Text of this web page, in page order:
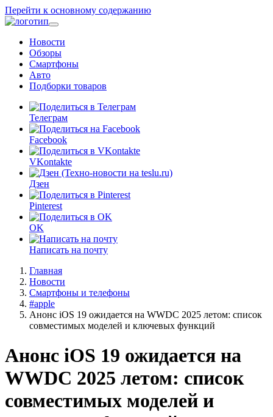
Перейти к основному содержанию
Новости
Обзоры
Смартфоны
Авто
Подборки товаров
Телеграм
Facebook
VKontakte
Дзен
Pinterest
OK
Написать на почту
Главная
Новости
Смартфоны и телефоны
#apple
Анонс iOS 19 ожидается на WWDC 2025 летом: список
совместимых моделей и ключевых функций
Анонс iOS 19 ожидается на
WWDC 2025 летом: список
совместимых моделей и